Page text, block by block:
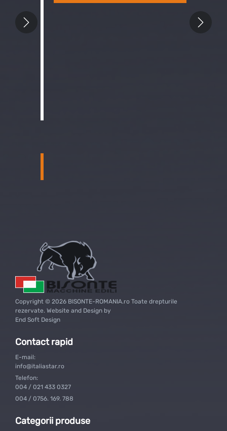
Copyright © 2026 BISONTE-ROMANIA.ro Toate drepturile
rezervate. Website and Design by
End Soft Design
Contact rapid
E-mail:
info@italiastar.ro
Telefon:
004 / 021 433 0327
004 / 0756. 169. 788
Categorii produse